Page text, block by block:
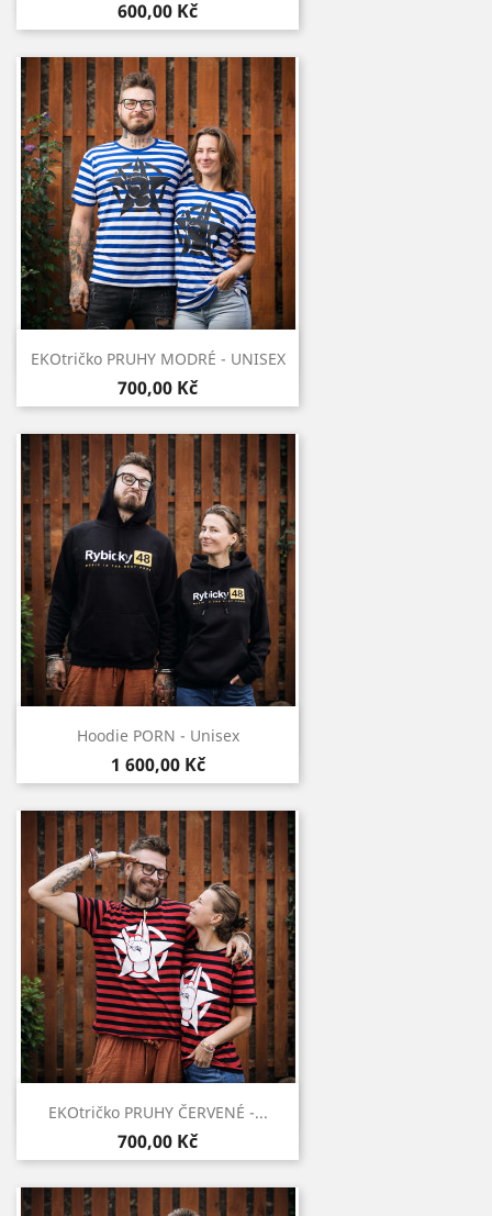
600,00 Kč
Rychlý náhled
EKOtričko PRUHY MODRÉ - UNISEX
700,00 Kč
Rychlý náhled
Hoodie PORN - Unisex
1 600,00 Kč
Rychlý náhled
EKOtričko PRUHY ČERVENÉ -...
700,00 Kč